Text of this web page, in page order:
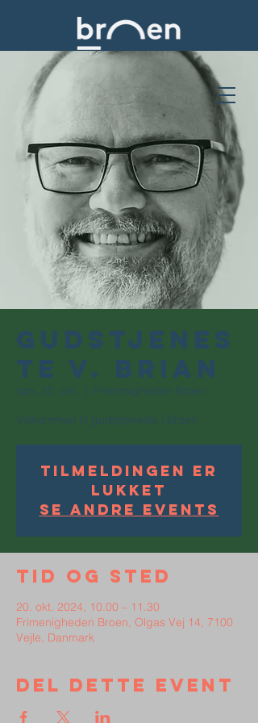
Gudstjenes
te v. Brian
søn. 20. okt.
  |
Frimenigheden Broen
Velkommen til gudstjeneste i Broen.
Tilmeldingen er
lukket
Se andre events
Tid og sted
20. okt. 2024, 10.00 – 11.30
Frimenigheden Broen, Olgas Vej 14, 7100
Vejle, Danmark
Del dette event